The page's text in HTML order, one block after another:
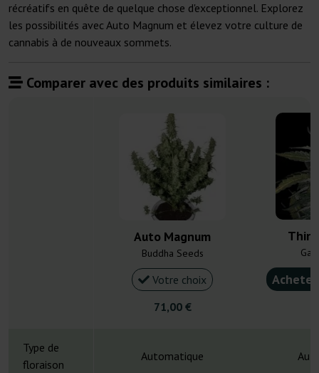
récréatifs en quête de quelque chose d'exceptionnel. Explorez
les possibilités avec Auto Magnum et élevez votre culture de
cannabis à de nouveaux sommets.
Comparer avec des produits similaires :
Auto Magnum
Buddha Seeds
Votre choix
71,00 €
Thin
Type de
floraison
Automatique